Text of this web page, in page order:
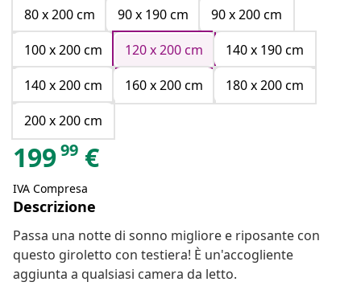
80 x 200 cm
90 x 190 cm
90 x 200 cm
100 x 200 cm
120 x 200 cm
140 x 190 cm
140 x 200 cm
160 x 200 cm
180 x 200 cm
200 x 200 cm
19999 €
IVA Compresa
Descrizione
Passa una notte di sonno migliore e riposante con
questo giroletto con testiera! È un'accogliente
aggiunta a qualsiasi camera da letto.